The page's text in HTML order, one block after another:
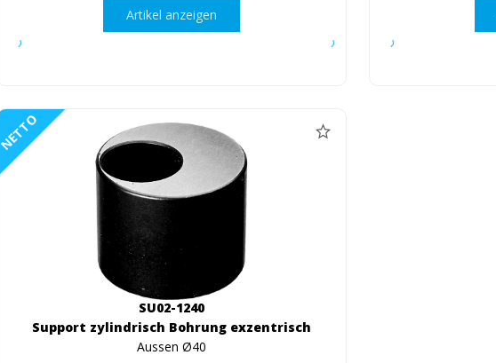
Artikel anzeigen
NETTO
SU02-1240
Support zylindrisch Bohrung exzentrisch
Aussen Ø40